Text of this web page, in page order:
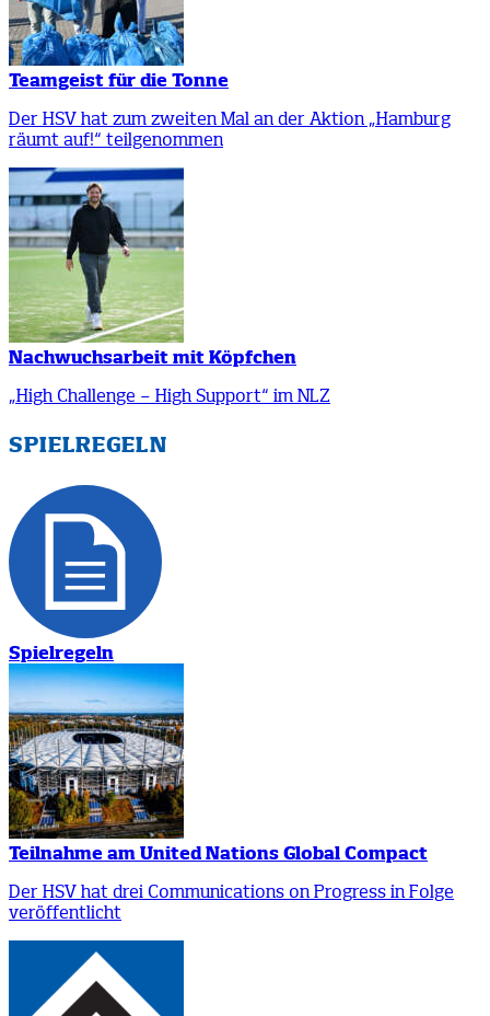
Teamgeist für die Tonne
Der HSV hat zum zweiten Mal an der Aktion „Hamburg
räumt auf!“ teilgenommen
Nachwuchsarbeit mit Köpfchen
„High Challenge – High Support“ im NLZ
SPIELREGELN
Spielregeln
Teilnahme am United Nations Global Compact
Der HSV hat drei Communications on Progress in Folge
veröffentlicht